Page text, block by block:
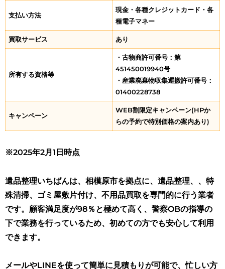
支払い方法
現金・各種クレジットカード・各
種電子マネー
買取サービス あり
所有する資格等
・古物商許可番号：第
451450019940号
・産業廃棄物収集運搬許可番号：
01400228738
キャンペーン
WEB割限定キャンペーン(HPか
らの予約で特別価格の案内あり)
※2025年2月1日時点
遺品整理いちばんは、相模原市を拠点に、遺品整理、、特
殊清掃、ゴミ屋敷片付け、不用品買取を専門的に行う業者
です。顧客満足度が98％と極めて高く、警察OBの指導の
下で業務を行っているため、初めての方でも安心して利用
できます。
メールやLINEを使って簡単に見積もりが可能で、忙しい方